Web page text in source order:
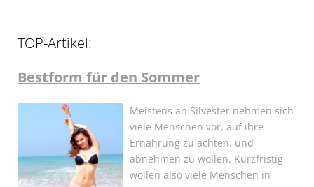
TOP-Artikel:
Bestform für den Sommer
Meistens an Silvester nehmen sich
viele Menschen vor, auf ihre
Ernährung zu achten, und
abnehmen zu wollen. Kurzfristig
wollen also viele Menschen in